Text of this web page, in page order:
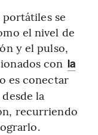
se
el nivel de
y el pulso,
con la
es conectar
la
recurriendo